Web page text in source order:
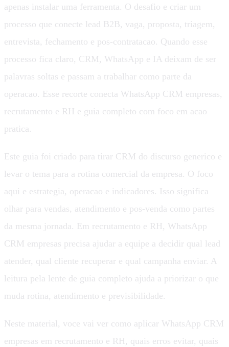
apenas instalar uma ferramenta. O desafio e criar um
processo que conecte lead B2B, vaga, proposta, triagem,
entrevista, fechamento e pos-contratacao. Quando esse
processo fica claro, CRM, WhatsApp e IA deixam de ser
palavras soltas e passam a trabalhar como parte da
operacao. Esse recorte conecta WhatsApp CRM empresas,
recrutamento e RH e guia completo com foco em acao
pratica.
Este guia foi criado para tirar CRM do discurso generico e
levar o tema para a rotina comercial da empresa. O foco
aqui e estrategia, operacao e indicadores. Isso significa
olhar para vendas, atendimento e pos-venda como partes
da mesma jornada. Em recrutamento e RH, WhatsApp
CRM empresas precisa ajudar a equipe a decidir qual lead
atender, qual cliente recuperar e qual campanha enviar. A
leitura pela lente de guia completo ajuda a priorizar o que
muda rotina, atendimento e previsibilidade.
Neste material, voce vai ver como aplicar WhatsApp CRM
empresas em recrutamento e RH, quais erros evitar, quais